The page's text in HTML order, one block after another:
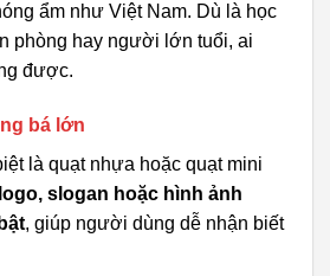
ẩm như Việt Nam. Dù là học
phòng hay người lớn tuổi, ai
được.
bá lớn
là quạt nhựa hoặc quạt mini
slogan hoặc hình ảnh
, giúp người dùng dễ nhận biết